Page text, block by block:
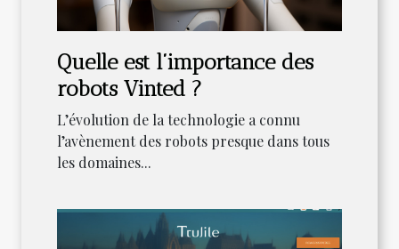
Quelle est l’importance des
robots Vinted ?
L’évolution de la technologie a connu
l’avènement des robots presque dans tous
les domaines...